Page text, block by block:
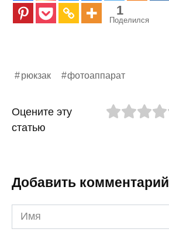
1
Поделился
рюкзак фотоаппарат
Оцените эту
статью
Добавить комментарий
Имя
*